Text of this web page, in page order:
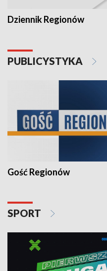
Dziennik Regionów
PUBLICYSTYKA
Gość Regionów
SPORT